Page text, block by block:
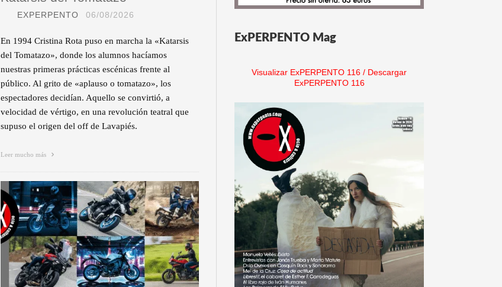
EXPERPENTO 06/08/2026
En 1994 Cristina Rota puso en marcha la «Katarsis
del Tomatazo», donde los alumnos hacíamos
nuestras primeras prácticas escénicas frente al
público. Al grito de «aplauso o tomatazo», los
espectadores decidían. Aquello se convirtió, a
velocidad de vértigo, en una revolución teatral que
supuso el origen del off de Lavapiés.
Leer mucho más
ExPERPENTO Mag
Visualizar ExPERPENTO 116 / Descargar
ExPERPENTO 116